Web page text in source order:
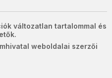
változatlan tartalommal és
weboldalai szerzői